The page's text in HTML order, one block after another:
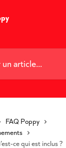
FAQ Poppy
qui est inclus ?